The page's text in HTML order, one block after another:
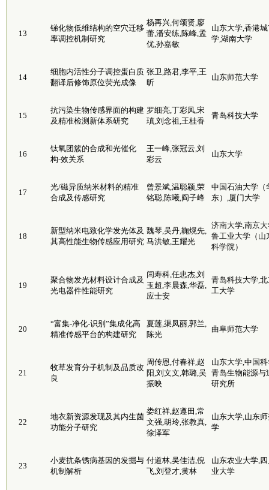
13
锑化物低维结构的空穴迁移
率调控机制研究
杨再兴,何颂贤,廖
蕾,潘安练,陈峰,孟
优,孙嘉敏
山东大学,香港
学,湖南大学
14
细胞内活性分子调控蛋白质
翻译后修饰原位荧光成像
张卫,路君,李平,王
昕
山东师范大学
15
抗污染生物传感界面的构建
及精准检测新体系研究
罗细亮,丁彩凤,宋
瑱,刘念祖,王桂香
青岛科技大学
16
钛氧团簇的合成和光催化
构-效关系
王一峰,张冠云,刘
彩云
山东大学
17
光/磁异质纳米材料的精准
合成及传感研究
曾景斌,温聪颖,荣
铭聪,陈曦,阎子峰
中国石油大学（
东）,厦门大学
18
新型纳米电致化学发光体及
其高性能生物传感应用研究
魏琴,吴丹,鞠熀先,
马洪敏,王耀光
济南大学,南京
鲁工业大学（山
科学院）
19
聚合物发光材料设计合成及
光电器件性能研究
闫寿科,任忠杰,刘
玉超,李晨森,华磊,
应士安
青岛科技大学,
工大学
20
“富集-净化-识别”集成化高
精准传感平台的构建研究
夏莲,渠凤丽,郭兰,
陈光
曲阜师范大学
21
牧草发育分子机制及品质改
良
周传恩,付春祥,赵
阳,刘文文,韩璐,吴
振映
山东大学,中国
青岛生物能源与
研究所
22
地衣新资源发现及其内生菌
功能分子研究
娄红祥,赵遵田,常
文强,胡玲,张教真,
徐泽军
山东大学,山东
学
23
小麦抗条锈病基因的发掘与
机制解析
付道林,吴佳洁,倪
飞,刘登才,黄林
山东农业大学,
业大学